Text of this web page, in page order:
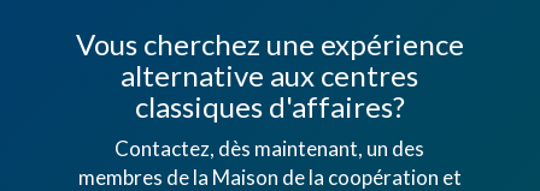
Vous cherchez une expérience
alternative aux centres
classiques d'affaires?
Contactez, dès maintenant, un des
membres de la Maison de la coopération et